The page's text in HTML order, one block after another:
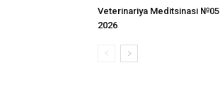
Veterinariya Meditsinasi №05
2026